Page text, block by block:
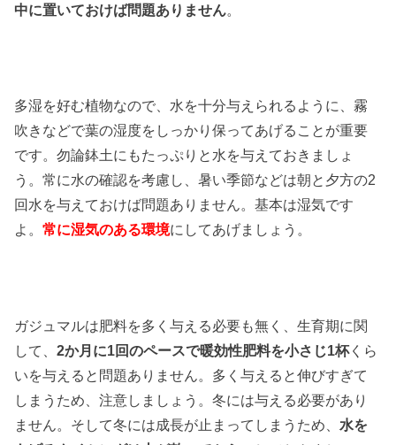
中に置いておけば問題ありません。
多湿を好む植物なので、水を十分与えられるように、霧
吹きなどで葉の湿度をしっかり保ってあげることが重要
です。勿論鉢土にもたっぷりと水を与えておきましょ
う。常に水の確認を考慮し、暑い季節などは朝と夕方の2
回水を与えておけば問題ありません。基本は湿気です
よ。常に湿気のある環境にしてあげましょう。
ガジュマルは肥料を多く与える必要も無く、生育期に関
して、2か月に1回のペースで暖効性肥料を小さじ1杯くら
いを与えると問題ありません。多く与えると伸びすぎて
しまうため、注意しましょう。冬には与える必要があり
ません。そして冬には成長が止まってしまうため、 水を